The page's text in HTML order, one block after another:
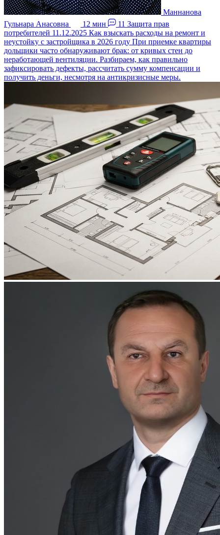
Маннанова
Гульнара Анасовна
12 мин 11 Защита прав
потребителей 11.12.2025 Как взыскать расходы на ремонт и
неустойку с застройщика в 2026 году При приемке квартиры
дольщики часто обнаруживают брак: от кривых стен до
неработающей вентиляции. Разбираем, как правильно
зафиксировать дефекты, рассчитать сумму компенсации и
получить деньги, несмотря на антикризисные меры.